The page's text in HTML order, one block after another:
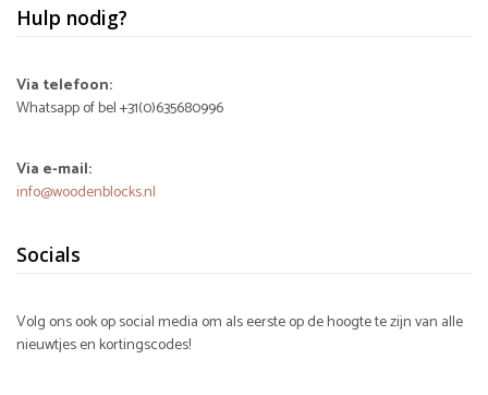
Hulp nodig?
Via telefoon:
Whatsapp of bel +31(0)635680996
Via e-mail:
info@woodenblocks.nl
Socials
Volg ons ook op social media om als eerste op de hoogte te zijn van alle
nieuwtjes en kortingscodes!